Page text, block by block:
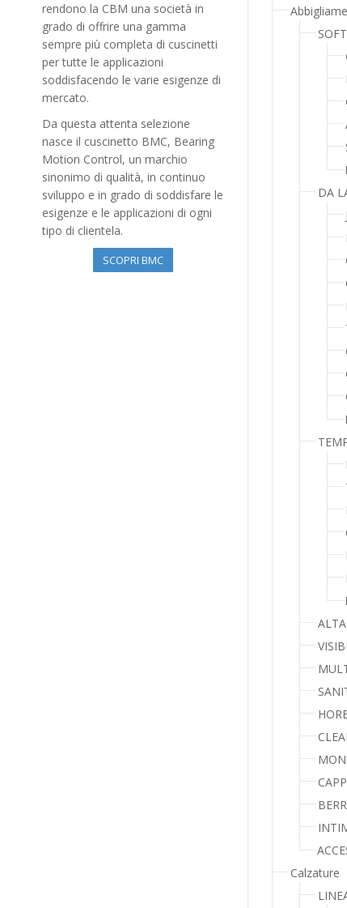
rendono la CBM una società in
grado di offrire una gamma
sempre più completa di cuscinetti
per tutte le applicazioni
soddisfacendo le varie esigenze di
mercato.
Da questa attenta selezione
nasce il cuscinetto BMC, Bearing
Motion Control, un marchio
sinonimo di qualità, in continuo
sviluppo e in grado di soddisfare le
esigenze e le applicazioni di ogni
tipo di clientela.
SCOPRI BMC
DA
Calzature